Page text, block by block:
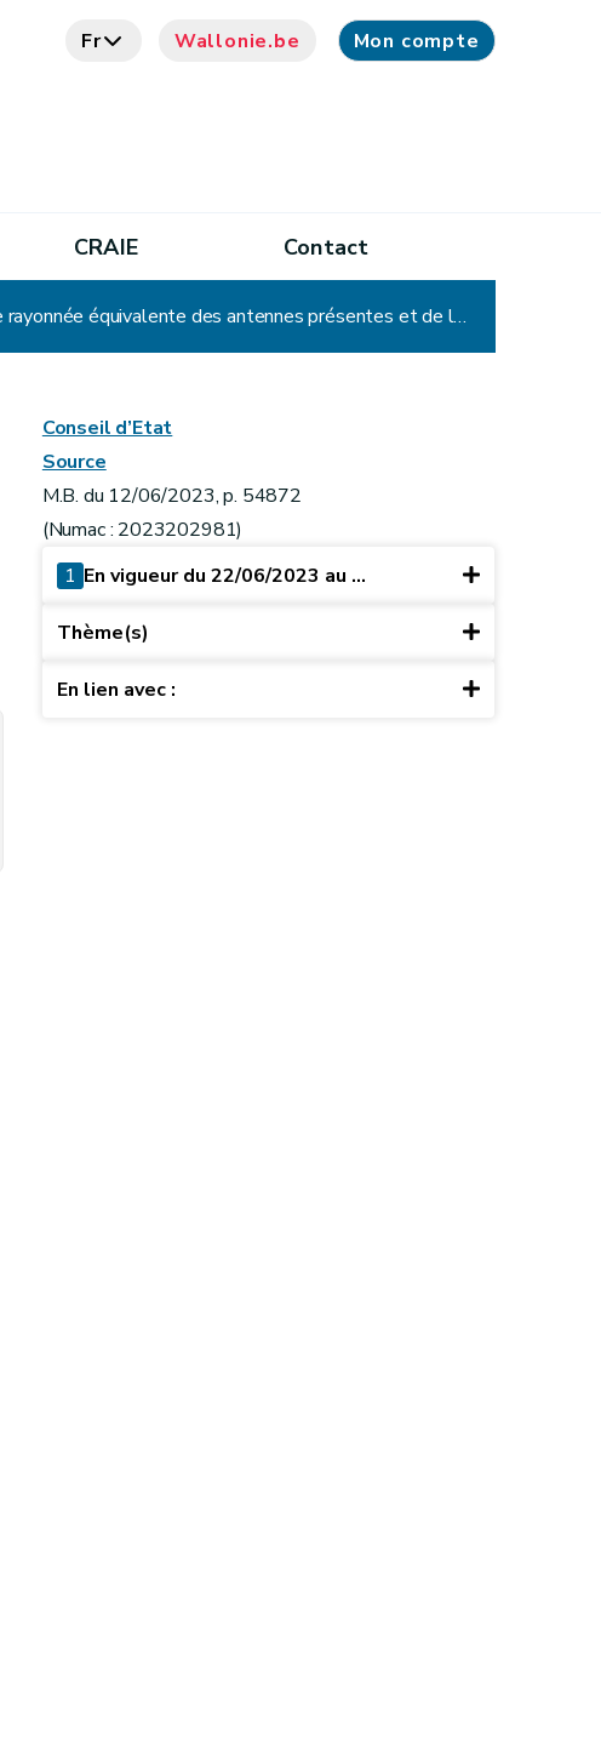
Fr Wallonie.be Mon compte
CRAIE Contact
Arrêté du Gouvernement wallon fixant le périmètre de proximité sur base de la puissance isotrope rayonnée équivalente des antennes présentes et de la fraction de la limite cumulative à partir de laquelle une antenne située dans le périmètre doit être prise en compte
Conseil d’Etat
Source
M.B. du 12/06/2023, p. 54872
(Numac : 2023202981)
1 En vigueur du 22/06/2023 au ...
Thème(s)
En lien avec :